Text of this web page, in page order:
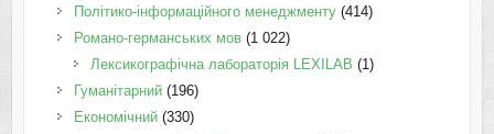
Політико-інформаційного менеджменту(414)
Романо-германських мов(1 022)
Лексикографічна лабораторія LEXILAB (1)
Гуманітарний(196)
Економічний(330)